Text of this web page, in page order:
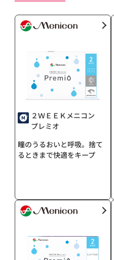
２ＷＥＥＫメニコン
プレミオ
瞳のうるおいと呼吸。捨て
るときまで快適をキープ